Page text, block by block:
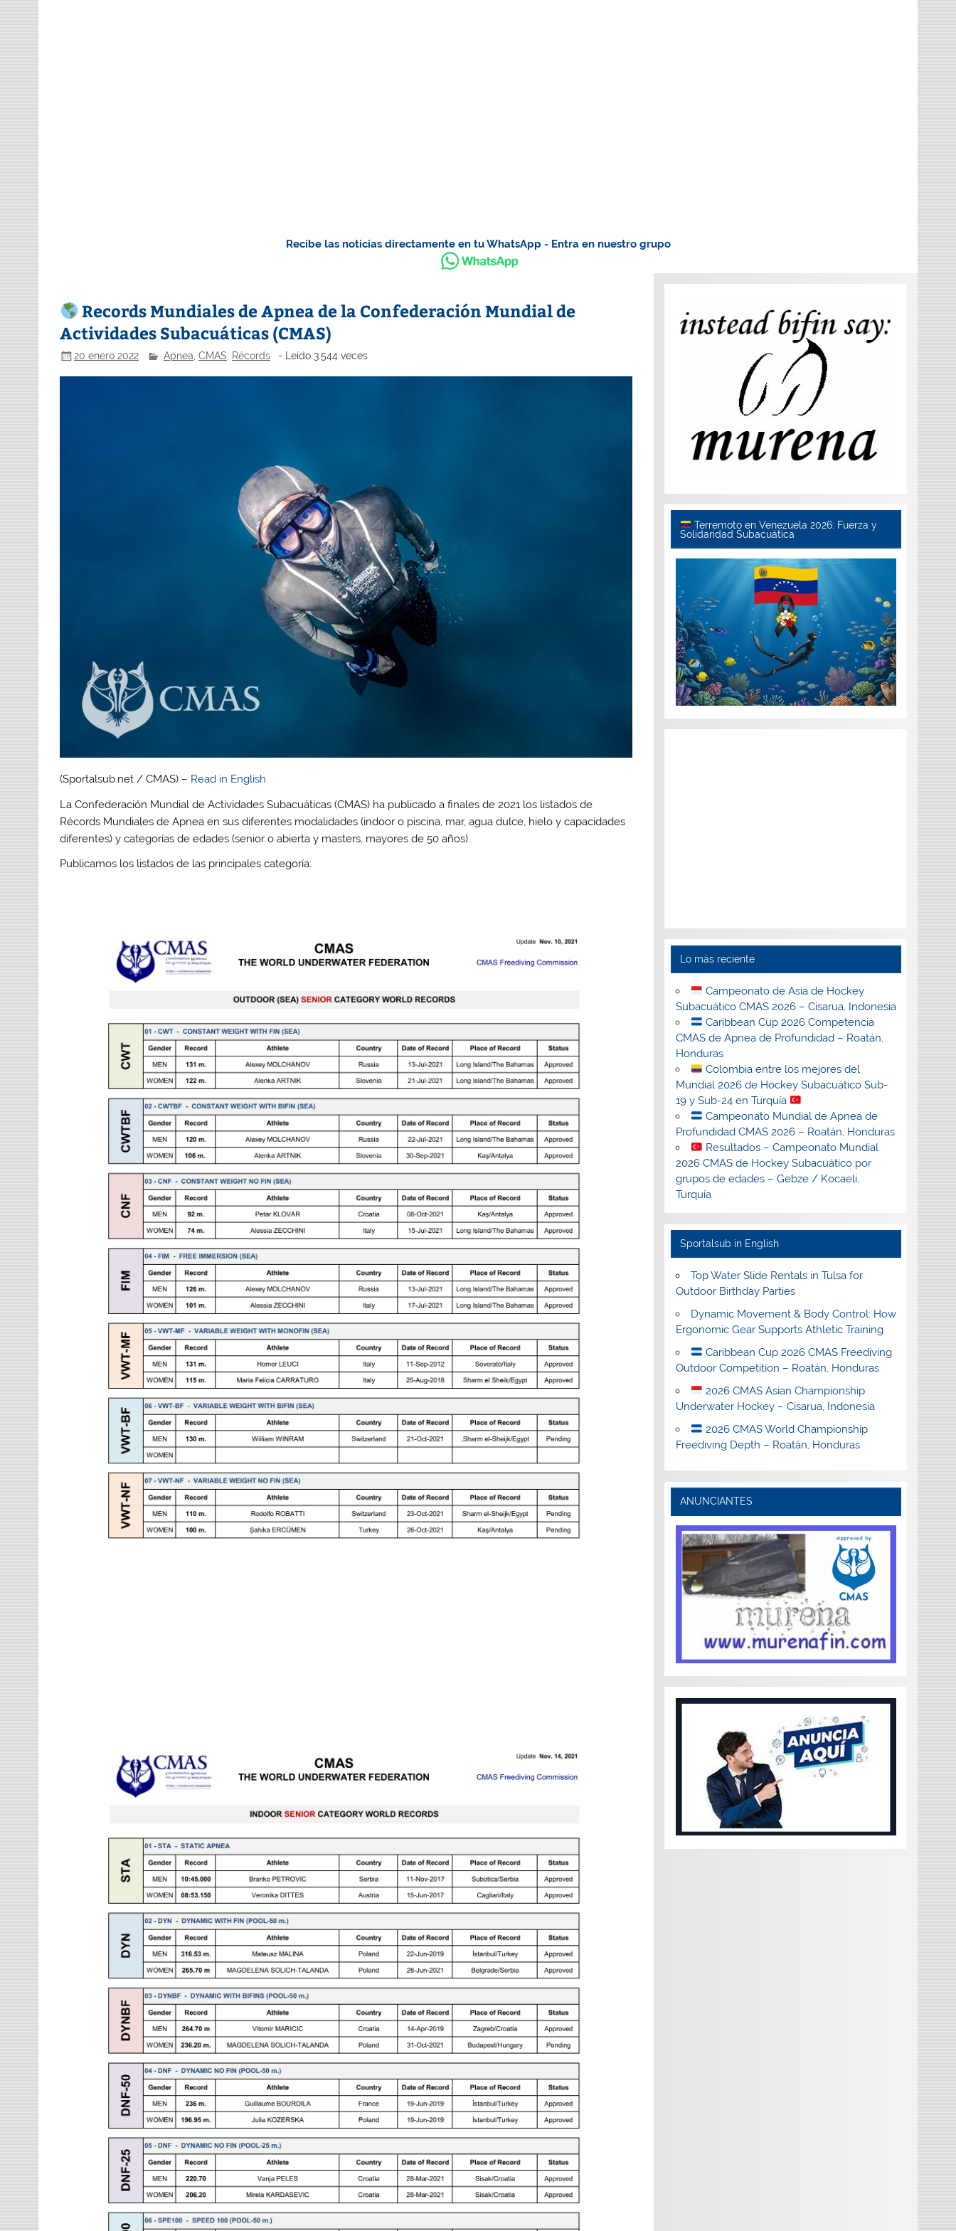
Recibe las noticias directamente en tu WhatsApp - Entra en nuestro grupo
Records Mundiales de Apnea de la Confederación Mundial de
Actividades Subacuáticas (CMAS)
20 enero 2022 Apnea CMAS Récords - Leído 3.544 veces
(Sportalsub.net / CMAS) – Read in English
La Confederación Mundial de Actividades Subacuáticas (CMAS) ha publicado a finales de 2021 los listados de
Récords Mundiales de Apnea en sus diferentes modalidades (indoor o piscina, mar, agua dulce, hielo y capacidades
diferentes) y categorías de edades (senior o abierta y masters, mayores de 50 años).
Publicamos los listados de las principales categoría:
Terremoto en Venezuela 2026: Fuerza y
Solidaridad Subacuática
Lo más reciente
Campeonato de Asia de Hockey
Subacuático CMAS 2026 – Cisarua, Indonesia
Caribbean Cup 2026 Competencia
CMAS de Apnea de Profundidad – Roatán,
Honduras
Colombia entre los mejores del
Mundial 2026 de Hockey Subacuático Sub-
19 y Sub-24 en Turquía
Campeonato Mundial de Apnea de
Profundidad CMAS 2026 – Roatán, Honduras
Resultados – Campeonato Mundial
2026 CMAS de Hockey Subacuático por
grupos de edades – Gebze / Kocaeli,
Turquía
Sportalsub in English
Top Water Slide Rentals in Tulsa for
Outdoor Birthday Parties
Dynamic Movement & Body Control: How
Ergonomic Gear Supports Athletic Training
Caribbean Cup 2026 CMAS Freediving
Outdoor Competition – Roatán, Honduras
2026 CMAS Asian Championship
Underwater Hockey – Cisarua, Indonesia
2026 CMAS World Championship
Freediving Depth – Roatán, Honduras
ANUNCIANTES